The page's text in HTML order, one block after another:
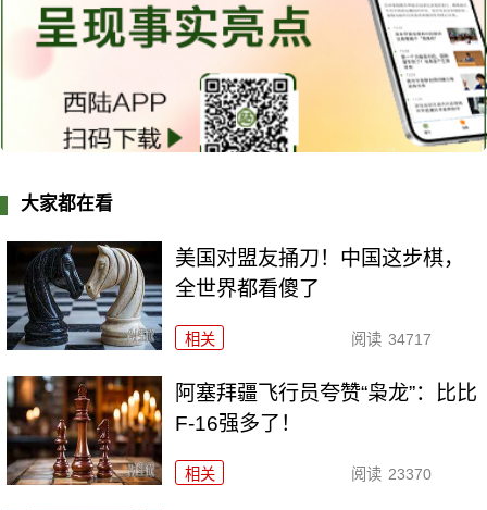
大家都在看
美国对盟友捅刀！中国这步棋，
全世界都看傻了
相关 阅读 34717
阿塞拜疆飞行员夸赞“枭龙”：比比
F-16强多了！
相关 阅读 23370